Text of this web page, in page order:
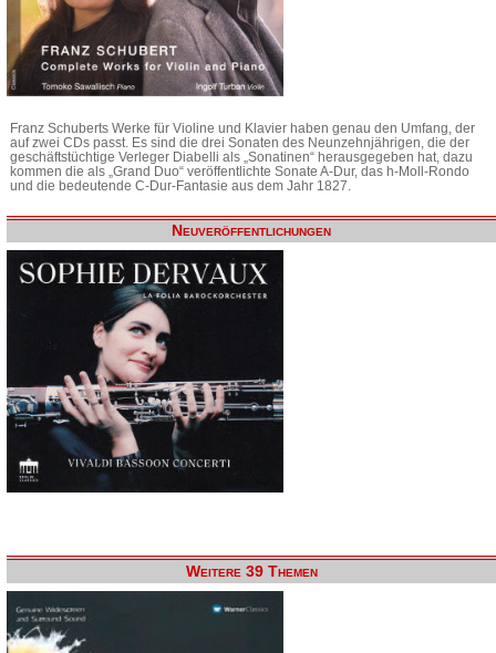
Franz Schuberts Werke für Violine und Klavier haben genau den Umfang, der
auf zwei CDs passt. Es sind die drei Sonaten des Neunzehnjährigen, die der
geschäftstüchtige Verleger Diabelli als „Sonatinen“ herausgegeben hat, dazu
kommen die als „Grand Duo“ veröffentlichte Sonate A-Dur, das h-Moll-Rondo
und die bedeutende C-Dur-Fantasie aus dem Jahr 1827.
Neuveröffentlichungen
Weitere 39 Themen